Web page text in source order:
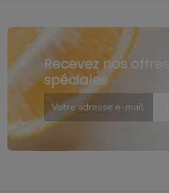
Recevez nos offres
spéciales